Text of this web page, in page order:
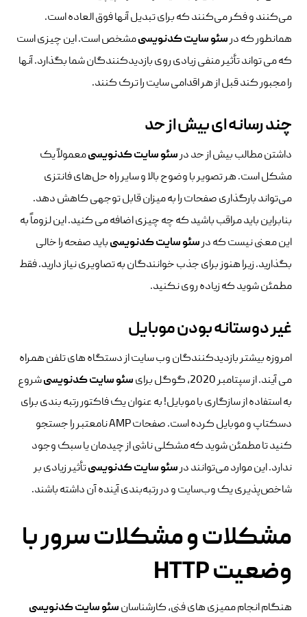
می‌کنند و فکر می‌کنند که برای تبدیل آنها فوق العاده است.
همانطور که درسئو سایت کدنویسیمشخص است. این چیزی است
که می تواند تأثیر منفی زیادی روی بازدیدکنندگان شما بگذارد. آنها
را مجبور کند قبل از هر اقدامی سایت را ترک کنند.
چند رسانه ای بیش از حد
داشتن مطالب بیش از حد درسئو سایت کدنویسیمعمولاً یک
مشکل است. هر تصویر با وضوح بالا و سایر راه حل‌های فانتزی
می‌تواند بارگذاری صفحات را به میزان قابل توجهی کاهش دهد.
بنابراین باید مراقب باشید که چه چیزی اضافه می کنید. این لزوماً به
این معنی نیست که درسئو سایت کدنویسیباید صفحه را خالی
بگذارید. زیرا هنوز برای جذب خوانندگان به تصاویری نیاز دارید. فقط
مطمئن شوید که زیاده روی نکنید.
غیر دوستانه بودن موبایل
امروزه بیشتر بازدیدکنندگان وب سایت از دستگاه های تلفن همراه
می آیند. از سپتامبر 2020، گوگل برای
سئو سایت کدنویسیشروع
به استفاده از سازگاری با موبایل! به عنوان یک فاکتور رتبه بندی برای
دسکتاپ و موبایل کرده است. صفحات AMP نامعتبر را جستجو
کنید تا مطمئن شوید که مشکلی ناشی از چیدمان یا سبک وجود
ندارد. این موارد می‌توانند درسئو سایت کدنویسیتأثیر زیادی بر
شاخص‌پذیری یک وب‌سایت و در رتبه‌بندی آینده آن داشته باشند.
مشکلات و مشکلات سرور با
وضعیت HTTP
هنگام انجام ممیزی های فنی، کارشناسانسئو سایت کدنویسی